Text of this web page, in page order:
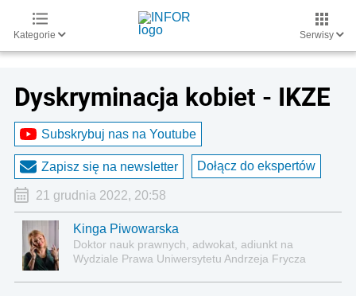
Kategorie Serwisy
Dyskryminacja kobiet - IKZE
Subskrybuj nas na Youtube
Zapisz się na newsletter Dołącz do ekspertów
21 grudnia 2022, 20:58
Kinga Piwowarska
Doktor nauk prawnych, adwokat, adiunkt na
Wydziale Prawa Uniwersytetu Andrzeja Frycza